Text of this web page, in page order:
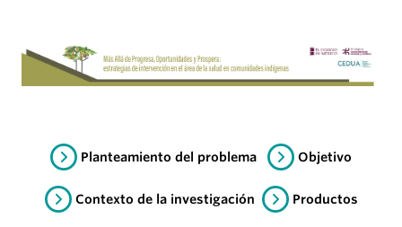
Planteamiento del problema Objetivo
Contexto de la investigación Productos